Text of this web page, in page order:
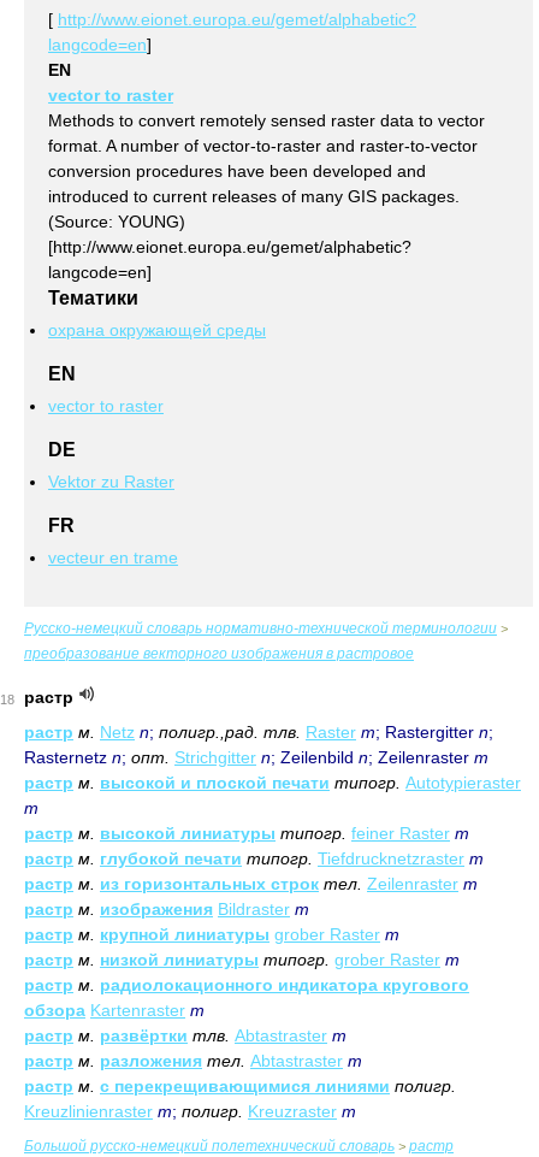
[ http://www.eionet.europa.eu/gemet/alphabetic?
langcode=en]
EN
vector to raster
Methods to convert remotely sensed raster data to vector
format. A number of vector-to-raster and raster-to-vector
conversion procedures have been developed and
introduced to current releases of many GIS packages.
(Source: YOUNG)
[http://www.eionet.europa.eu/gemet/alphabetic?
langcode=en]
Тематики
охрана окружающей среды
EN
vector to raster
DE
Vektor zu Raster
FR
vecteur en trame
Русско-немецкий словарь нормативно-технической терминологии >
преобразование векторного изображения в растровое
18
растр
растр м. Netz n; полигр.,рад. тлв. Raster m; Rastergitter n;
Rasternetz n; опт. Strichgitter n; Zeilenbild n; Zeilenraster m
растр м. высокой и плоской печати типогр. Autotypieraster
m
растр м. высокой линиатуры типогр. feiner Raster m
растр м. глубокой печати типогр. Tiefdrucknetzraster m
растр м. из горизонтальных строк тел. Zeilenraster m
растр м. изображения Bildraster m
растр м. крупной линиатуры grober Raster m
растр м. низкой линиатуры типогр. grober Raster m
растр м. радиолокационного индикатора кругового
обзора Kartenraster m
растр м. развёртки тлв. Abtastraster m
растр м. разложения тел. Abtastraster m
растр м. с перекрещивающимися линиями полигр.
Kreuzlinienraster m; полигр. Kreuzraster m
Большой русско-немецкий полетехнический словарь > растр